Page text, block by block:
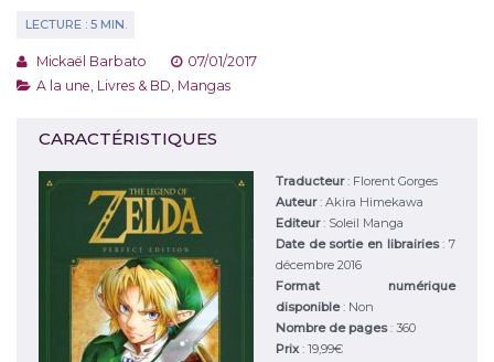
Mickaël Barbato
07/01/2017
A la une Livres & BD Mangas
CARACTÉRISTIQUES
Traducteur: Florent Gorges
Auteur: Akira Himekawa
Editeur: Soleil Manga
Date de sortie en librairies: 7
décembre 2016
Format numérique
disponible: Non
Nombre de pages: 360
Prix: 19,99€